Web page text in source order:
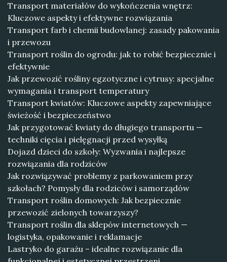
Transport materiałów do wykończenia wnętrz:
Kluczowe aspekty i efektywne rozwiązania
Transport farb i chemii budowlanej: zasady pakowania
i przewozu
Transport roślin do ogrodu: jak to robić bezpiecznie i
efektywnie
Jak przewozić rośliny egzotyczne i cytrusy: specjalne
wymagania i transport temperatury
Transport kwiatów: Kluczowe aspekty zapewniające
świeżość i bezpieczeństwo
Jak przygotować kwiaty do długiego transportu —
techniki cięcia i pielęgnacji przed wysyłką
Dojazd dzieci do szkoły: Wyzwania i najlepsze
rozwiązania dla rodziców
Jak rozwiązywać problemy z parkowaniem przy
szkołach? Pomysły dla rodziców i samorządów
Transport roślin domowych: Jak bezpiecznie
przewozić zielonych towarzyszy?
Transport roślin dla sklepów internetowych —
logistyka, opakowanie i reklamacje
Lastryko do garażu – idealne rozwiązanie dla